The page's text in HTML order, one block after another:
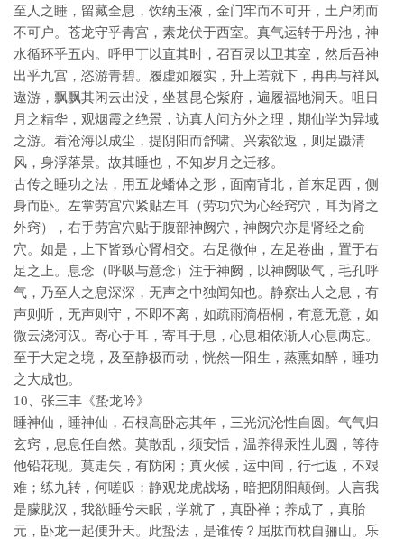
至人之睡，留藏全息，饮纳玉液，金门牢而不可开，土户闭而
不可户。苍龙守乎青宫，素龙伏于西室。真气运转于丹池，神
水循环乎五内。呼甲丁以直其时，召百灵以卫其室，然后吾神
出乎九宫，恣游青碧。履虚如履实，升上若就下，冉冉与祥风
遨游，飘飘其闲云出没，坐甚昆仑紫府，遍履福地洞天。咀日
月之精华，观烟霞之绝景，访真人问方外之理，期仙学为异域
之游。看沧海以成尘，提阴阳而舒啸。兴索欲返，则足蹑清
风，身浮落景。故其睡也，不知岁月之迁移。
古传之睡功之法，用五龙蟠体之形，面南背北，首东足西，侧
身而卧。左掌劳宫穴紧贴左耳（劳功穴为心经窍穴，耳为肾之
外窍），右手劳宫穴贴于腹部神阙穴，神阙穴亦是肾经之俞
穴。如是，上下皆致心肾相交。右足微伸，左足卷曲，置于右
足之上。息念（呼吸与意念）注于神阙，以神阙吸气，毛孔呼
气，乃至人之息深深，无声之中独闻知也。静察出人之息，有
声则听，无声则守，不即不离，如疏雨滴梧桐，有意无意，如
微云浇河汉。寄心于耳，寄耳于息，心息相依渐人心息两忘。
至于大定之境，及至静极而动，恍然一阳生，蒸熏如醉，睡功
之大成也。
10、张三丰《蛰龙吟》
睡神仙，睡神仙，石根高卧忘其年，三光沉沦性自圆。气气归
玄窍，息息任自然。莫散乱，须安恬，温养得汞性儿圆，等待
他铅花现。莫走失，有防闲；真火候，运中间，行七返，不艰
难；练九转，何嗟叹；静观龙虎战场，暗把阴阳颠倒。人言我
是朦胧汉，我欲睡兮未眠，学就了，真卧禅；养成了，真胎
元，卧龙一起便升天。此蛰法，是谁传？屈肱而枕自骊山。乐